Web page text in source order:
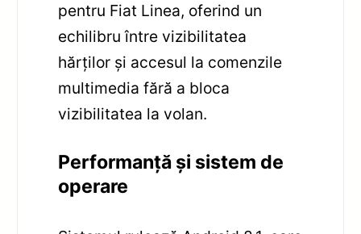
pentru Fiat Linea, oferind un
echilibru între vizibilitatea
hărților și accesul la comenzile
multimedia fără a bloca
vizibilitatea la volan.
Performanță și sistem de
operare